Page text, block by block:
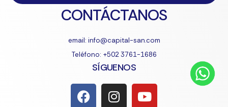
CONTÁCTANOS
email: info@capital-san.com
Teléfono: +502 3761-1686
SÍGUENOS